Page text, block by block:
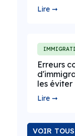
Lire ➞
Erreurs
les éviter
Lire ➞
VOIR